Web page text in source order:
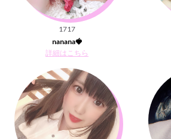
1717
nanana🍓
詳細はこちら